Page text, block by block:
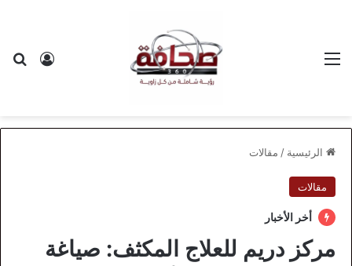
الرئيسية / مقالات
مقالات
أخر الأخبار
مركز دريم للعلاج المكثف: صياغة